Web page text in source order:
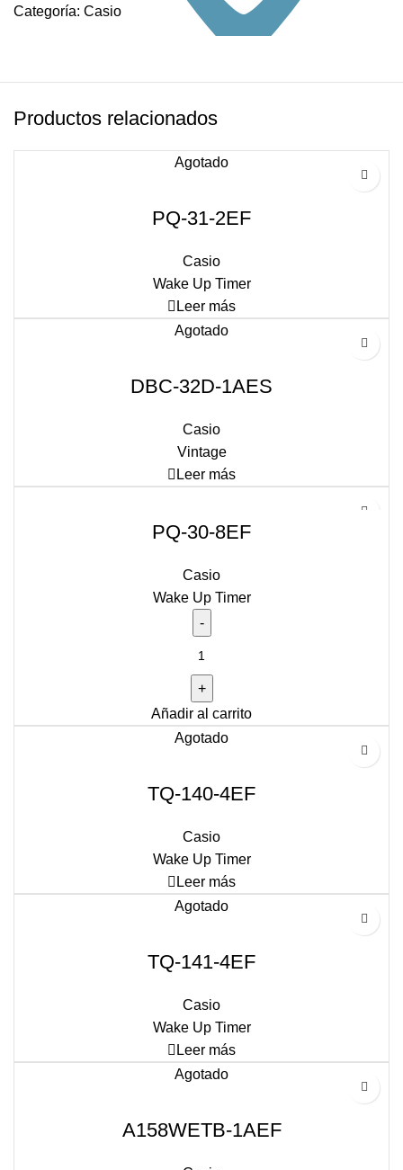
Categoría: Casio
Productos relacionados
Agotado
PQ-31-2EF
Casio
Wake Up Timer
Leer más
Agotado
DBC-32D-1AES
Casio
Vintage
Leer más
PQ-30-8EF
Casio
Wake Up Timer
Añadir al carrito
Agotado
TQ-140-4EF
Casio
Wake Up Timer
Leer más
Agotado
TQ-141-4EF
Casio
Wake Up Timer
Leer más
Agotado
A158WETB-1AEF